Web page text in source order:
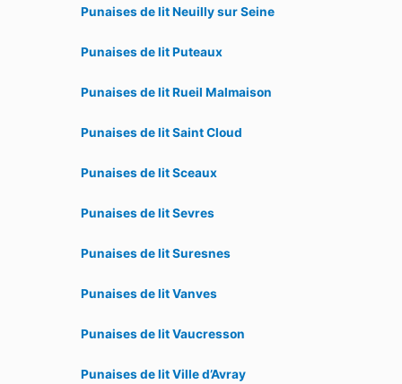
Punaises de lit Neuilly sur Seine
Punaises de lit Puteaux
Punaises de lit Rueil Malmaison
Punaises de lit Saint Cloud
Punaises de lit Sceaux
Punaises de lit Sevres
Punaises de lit Suresnes
Punaises de lit Vanves
Punaises de lit Vaucresson
Punaises de lit Ville d’Avray